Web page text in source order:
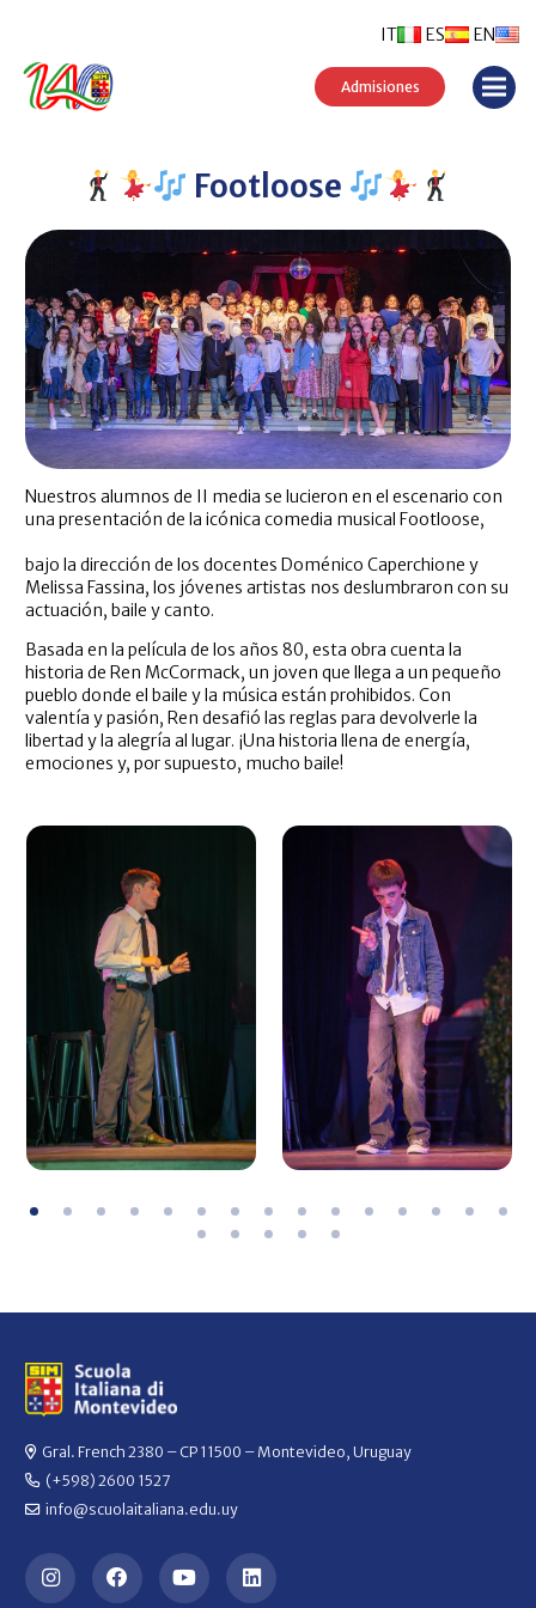
ES EN
IT
Admisiones
Footloose
Nuestros alumnos de II media se lucieron en el escenario con
una presentación de la icónica comedia musical Footloose,
bajo la dirección de los docentes Doménico Caperchione y
Melissa Fassina, los jóvenes artistas nos deslumbraron con su
actuación, baile y canto.
Basada en la película de los años 80, esta obra cuenta la
historia de Ren McCormack, un joven que llega a un pequeño
pueblo donde el baile y la música están prohibidos. Con
valentía y pasión, Ren desafió las reglas para devolverle la
libertad y la alegría al lugar. ¡Una historia llena de energía,
emociones y, por supuesto, mucho baile!
Gral. French 2380 – CP 11500 – Montevideo, Uruguay
(+598) 2600 1527
info@scuolaitaliana.edu.uy